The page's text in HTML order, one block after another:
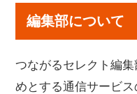
編集部について
つながるセレクト編
めとする通信サービ